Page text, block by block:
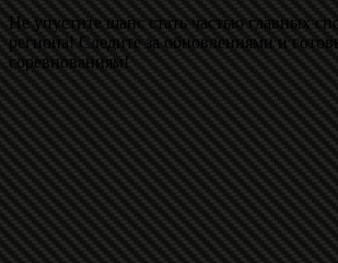
Не упустите шанс стать частью главных
региона! Следите за обновлениями и
соревнованиям!